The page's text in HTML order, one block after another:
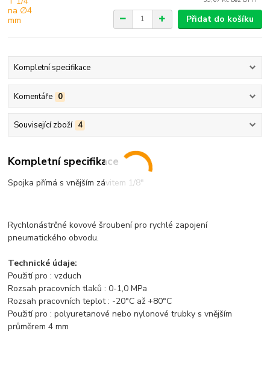
Přidat do košíku
Kompletní specifikace
Komentáře 0
Související zboží 4
Kompletní specifikace
Spojka přímá s vnějším závitem 1/8"
Rychlonástrčné kovové šroubení pro rychlé zapojení
pneumatického obvodu.
Technické údaje:
Použití pro : vzduch
Rozsah pracovních tlaků : 0-1,0 MPa
Rozsah pracovních teplot : -20°C až +80°C
Použití pro : polyuretanové nebo nylonové trubky s vnějším
průměrem 4 mm